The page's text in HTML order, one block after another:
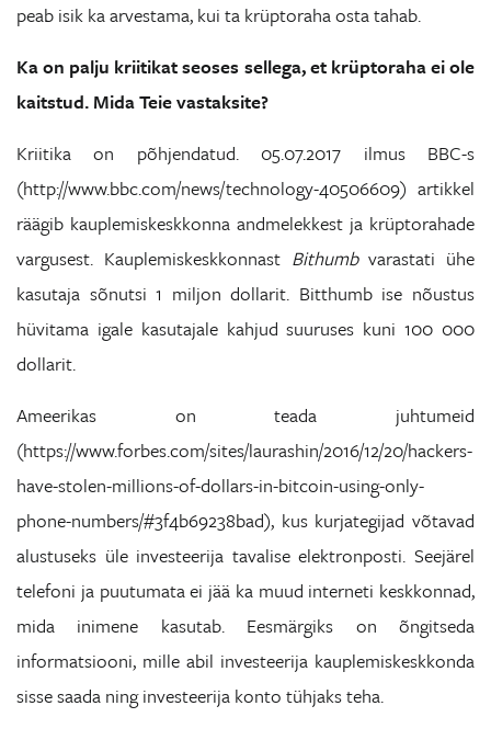
peab isik ka arvestama, kui ta krüptoraha osta tahab.
Ka on palju kriitikat seoses sellega, et krüptoraha ei ole
kaitstud. Mida Teie vastaksite?
Kriitika on põhjendatud. 05.07.2017 ilmus BBC-s
(http://www.bbc.com/news/technology-40506609) artikkel
räägib kauplemiskeskkonna andmelekkest ja krüptorahade
vargusest. Kauplemiskeskkonnast Bithumbvarastati ühe
kasutaja sõnutsi 1 miljon dollarit. Bitthumb ise nõustus
hüvitama igale kasutajale kahjud suuruses kuni 100 000
dollarit.
Ameerikas on teada juhtumeid
(https://www.forbes.com/sites/laurashin/2016/12/20/hackers-
have-stolen-millions-of-dollars-in-bitcoin-using-only-
phone-numbers/#3f4b69238bad), kus kurjategijad võtavad
alustuseks üle investeerija tavalise elektronposti. Seejärel
telefoni ja puutumata ei jää ka muud interneti keskkonnad,
mida inimene kasutab. Eesmärgiks on õngitseda
informatsiooni, mille abil investeerija kauplemiskeskkonda
sisse saada ning investeerija konto tühjaks teha.